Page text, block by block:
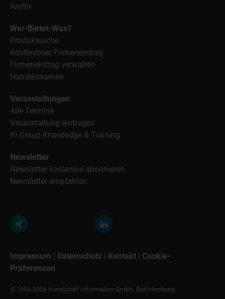
Archiv
Wer-Bietet-Was?
Produktsuche
Kostenloser Firmeneintrag
Firmeneintrag verwalten
Handelsnamen
Veranstaltungen
Alle Termine
Veranstaltung eintragen
KI Group Knowledge & Training
Newsletter
Newsletter kostenlos abonnieren
Newsletter empfehlen
Impressum | Datenschutz | Kontakt | Cookie-
Präferenzen
© 1996-2026 Kunststoff Information GmbH, Bad Homburg